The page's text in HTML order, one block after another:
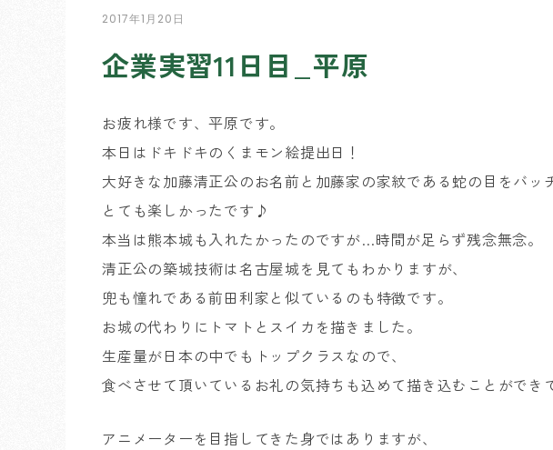
2017年1月20日
企業実習11日目_平原
お疲れ様です、平原です。
本日はドキドキのくまモン絵提出日！
大好きな加藤清正公のお名前と加藤家の家紋である蛇の目をバッ
とても楽しかったです♪
本当は熊本城も入れたかったのですが…時間が足らず残念無念。
清正公の築城技術は名古屋城を見てもわかりますが、
兜も憧れである前田利家と似ているのも特徴です。
お城の代わりにトマトとスイカを描きました。
生産量が日本の中でもトップクラスなので、
食べさせて頂いているお礼の気持ちも込めて描き込むことができ
アニメーターを目指してきた身ではありますが、